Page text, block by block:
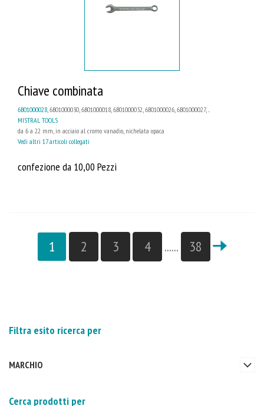
Chiave combinata
6B01000028, 6B01000030, 6B01000018, 6B01000032, 6B01000026, 6B01000027, ...
MISTRAL TOOLS
da 6 a 22 mm, in acciaio al cromo vanadio, nichelata opaca
Vedi altri 17 articoli collegati
confezione da 10,00 Pezzi
1 2 3 4 ...... 38
Filtra esito ricerca per
MARCHIO
Cerca prodotti per